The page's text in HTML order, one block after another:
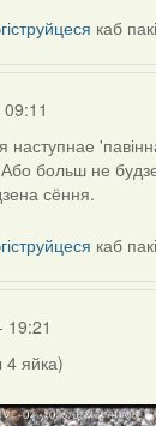
каб
наступнае
больш не
сёння.
каб
19:21
4 яйка)